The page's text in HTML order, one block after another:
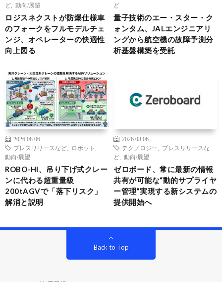
ど
動向/展望
ロジスネクストが防爆仕様車
のフォークをフルモデルチェ
ンジ、オペレーターの快適性
向上図る
ど
量子技術のエー・スター・ク
ォンタム、JALエンジニアリ
ングから航空機の故障予測分
析基盤構築を受託
2026.08.06
プレスリリースなど
ロボット
動向/展望
ROBO-HI、吊り下げ式クレー
ンに代わる超重量級
200tAGVで「落下リスク」
解消と説明
2026.08.06
テクノロジー
プレスリリースな
ど
動向/展望
ゼロボード、常に最新の情報
共有が可能な“動的サプライヤ
ー管理”実現する新システムの
提供開始へ
Back to Top